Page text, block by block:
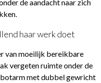
de aandacht naar zich
haar werk doet
van moeilijk bereikbare
vergeten ruimte onder de
met dubbel gewricht